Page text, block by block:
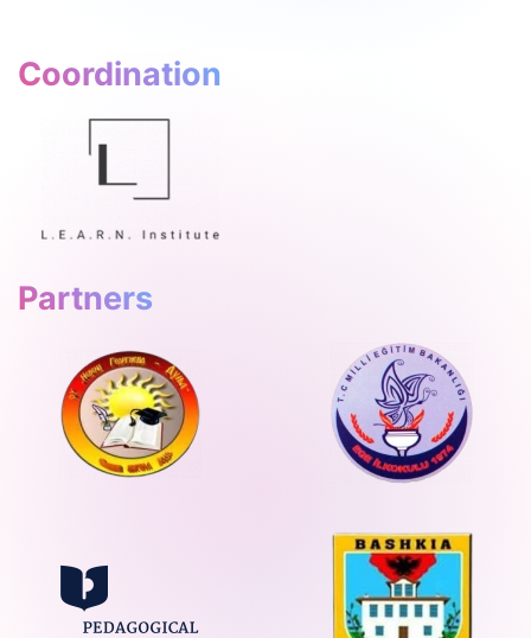
Coordination
Partners